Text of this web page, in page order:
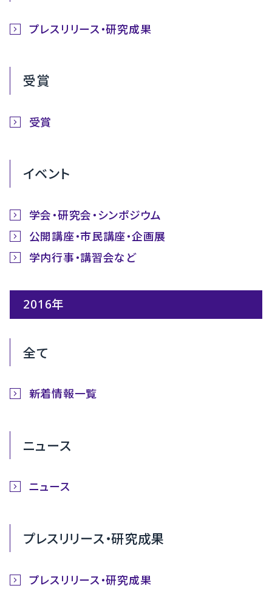
プレスリリース・研究成果
受賞
受賞
イベント
学会・研究会・シンポジウム
公開講座・市民講座・企画展
学内行事・講習会など
2016年
全て
新着情報一覧
ニュース
ニュース
プレスリリース・研究成果
プレスリリース・研究成果